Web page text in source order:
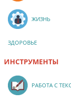
ЖИЗНЬ
ЗДОРОВЬЕ
ИНСТРУМЕНТЫ
РАБОТА С